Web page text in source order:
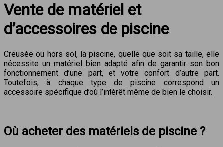
Vente de matériel et
d’accessoires de piscine
Creusée ou hors sol, la piscine, quelle que soit sa taille, elle
nécessite un matériel bien adapté afin de garantir son bon
fonctionnement d’une part, et votre confort d’autre part.
Toutefois, à chaque type de piscine correspond un
accessoire spécifique d’où l’intérêt même de bien le choisir.
Où acheter des matériels de piscine ?